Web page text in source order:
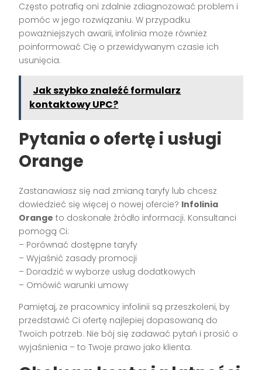
Często potrafią oni zdalnie zdiagnozować problem i
pomóc w jego rozwiązaniu. W przypadku
poważniejszych awarii, infolinia może również
poinformować Cię o przewidywanym czasie ich
usunięcia.
Jak szybko znaleźć formularz
kontaktowy UPC?
Pytania o ofertę i usługi
Orange
Zastanawiasz się nad zmianą taryfy lub chcesz
dowiedzieć się więcej o nowej ofercie? Infolinia
Orange to doskonałe źródło informacji. Konsultanci
pomogą Ci:
– Porównać dostępne taryfy
– Wyjaśnić zasady promocji
– Doradzić w wyborze usług dodatkowych
– Omówić warunki umowy
Pamiętaj, że pracownicy infolinii są przeszkoleni, by
przedstawić Ci ofertę najlepiej dopasowaną do
Twoich potrzeb. Nie bój się zadawać pytań i prosić o
wyjaśnienia – to Twoje prawo jako klienta.